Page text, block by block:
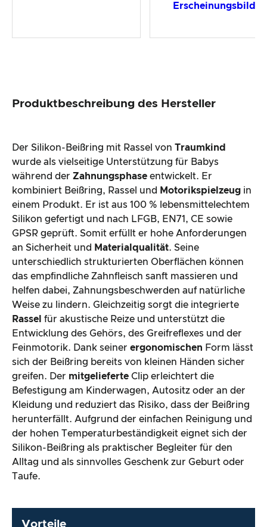
Erscheinungsbild
Produktbeschreibung des Hersteller
Der Silikon-Beißring mit Rassel von Traumkind
wurde als vielseitige Unterstützung für Babys
während der Zahnungsphase entwickelt. Er
kombiniert Beißring, Rassel und Motorikspielzeug in
einem Produkt. Er ist aus 100 % lebensmittelechtem
Silikon gefertigt und nach LFGB, EN71, CE sowie
GPSR geprüft. Somit erfüllt er hohe Anforderungen
an Sicherheit und Materialqualität. Seine
unterschiedlich strukturierten Oberflächen können
das empfindliche Zahnfleisch sanft massieren und
helfen dabei, Zahnungsbeschwerden auf natürliche
Weise zu lindern. Gleichzeitig sorgt die integrierte
Rassel für akustische Reize und unterstützt die
Entwicklung des Gehörs, des Greifreflexes und der
Feinmotorik. Dank seiner ergonomischen Form lässt
sich der Beißring bereits von kleinen Händen sicher
greifen. Der mitgelieferte Clip erleichtert die
Befestigung am Kinderwagen, Autositz oder an der
Kleidung und reduziert das Risiko, dass der Beißring
herunterfällt. Aufgrund der einfachen Reinigung und
der hohen Temperaturbeständigkeit eignet sich der
Silikon-Beißring als praktischer Begleiter für den
Alltag und als sinnvolles Geschenk zur Geburt oder
Taufe.
Vorteile